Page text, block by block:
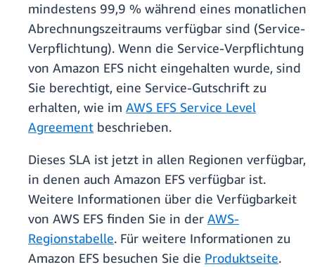
mindestens 99,9 % während eines monatlichen
Abrechnungszeitraums verfügbar sind (Service-
Verpflichtung). Wenn die Service-Verpflichtung
von Amazon EFS nicht eingehalten wurde, sind
Sie berechtigt, eine Service-Gutschrift zu
erhalten, wie im AWS EFS Service Level
Agreement beschrieben.
Dieses SLA ist jetzt in allen Regionen verfügbar,
in denen auch Amazon EFS verfügbar ist.
Weitere Informationen über die Verfügbarkeit
von AWS EFS finden Sie in der AWS-
Regionstabelle. Für weitere Informationen zu
Amazon EFS besuchen Sie die Produktseite.